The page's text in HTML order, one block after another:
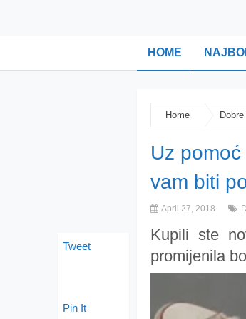
HOME
Home
Uz
vam biti
April 27, 2018
Kupili ste
promijenila
Tweet
Pin It